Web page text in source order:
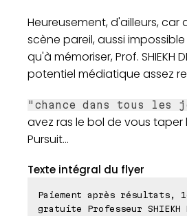
Heureusement, d'ailleurs, car
scène pareil, aussi
qu'à mémoriser, Prof. SHIEKH
potentiel médiatique assez
"chance dans tous les
avez ras le bol de vous taper
Pursuit...
Texte intégral du flyer
Paiement après résultats,
gratuite Professeur SHIEKH